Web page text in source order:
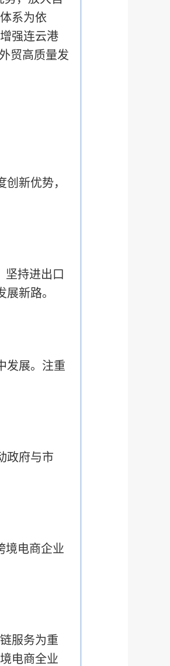
系为依
强连云港
贸高质量发
新优势，
坚持进出口
新路。
发展。注重
政府与市
境电商企业
服务为重
电商全业